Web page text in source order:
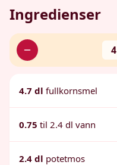
Ingredienser
4
4.7 dl fullkornsmel
0.75 til 2.4 dl vann
2.4 dl potetmos